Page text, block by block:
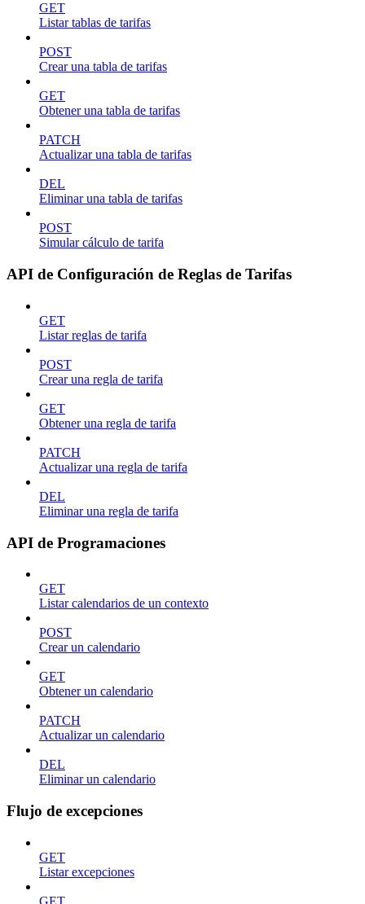
GET
Listar tablas de tarifas
POST
Crear una tabla de tarifas
GET
Obtener una tabla de tarifas
PATCH
Actualizar una tabla de tarifas
DEL
Eliminar una tabla de tarifas
POST
Simular cálculo de tarifa
API de Configuración de Reglas de Tarifas
GET
Listar reglas de tarifa
POST
Crear una regla de tarifa
GET
Obtener una regla de tarifa
PATCH
Actualizar una regla de tarifa
DEL
Eliminar una regla de tarifa
API de Programaciones
GET
Listar calendarios de un contexto
POST
Crear un calendario
GET
Obtener un calendario
PATCH
Actualizar un calendario
DEL
Eliminar un calendario
Flujo de excepciones
GET
Listar excepciones
GET